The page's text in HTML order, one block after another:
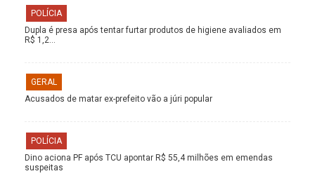
POLÍCIA
Dupla é presa após tentar furtar produtos de higiene avaliados em
R$ 1,2…
GERAL
Acusados de matar ex-prefeito vão a júri popular
POLÍCIA
Dino aciona PF após TCU apontar R$ 55,4 milhões em emendas
suspeitas